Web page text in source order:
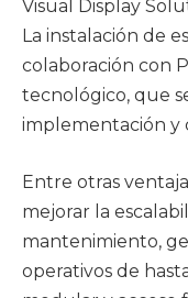
Visual Display
La instalación de
colaboración con
tecnológico, que
implementación y
Entre otras
mejorar la
mantenimiento,
operativos de